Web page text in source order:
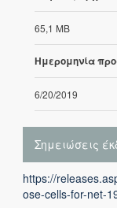
65,1 MB
Ημερομηνία
6/20/2019
Σημειώσεις
https://
ose-cells-for-net-